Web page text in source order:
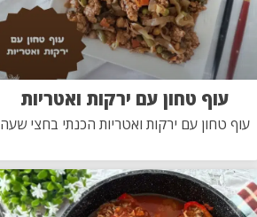
עוף טחון עם ירקות ואטריות
עוף טחון עם ירקות ואטריות הכנתי בחצי שעה